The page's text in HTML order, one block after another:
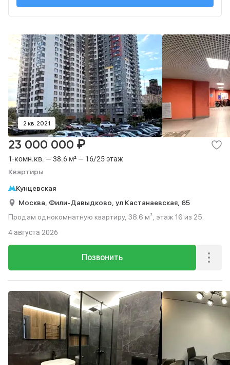
2 кв. 2021
1-комн.кв. — 38.6 м² — 16/25 этаж
Квартиры
23 000 000 ₽
Кунцевская
Москва, Фили-Давыдково, ул Кастанаевская, 65
Продам однокомнатную квартиру, 38.6 м², этаж 16 из 25.
Позвонить
4 августа 2026